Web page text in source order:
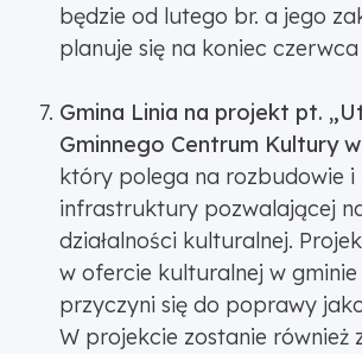
będzie od lutego br. a jego
planuje się na koniec czerwca
Gmina Linia na projekt pt.
Gminnego Centrum Kultury
który polega na rozbudowie i
infrastruktury pozwalającej
działalności kulturalnej.
w ofercie kulturalnej w gminie
przyczyni się do poprawy
W projekcie zostanie również